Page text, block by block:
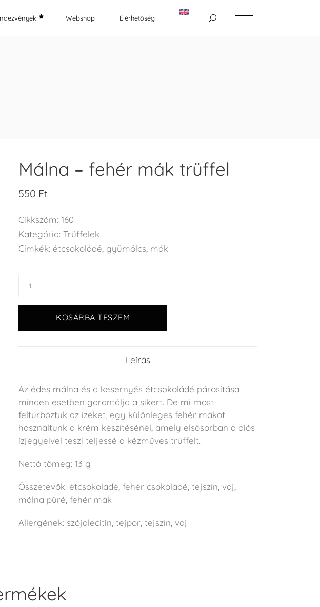
Webshop Elérhetőség
Málna – fehér mák trüffel
550 Ft
Cikkszám: 160
Kategória: Trüffelek
Címkék: étcsokoládé gyümölcs mák
KOSÁRBA TESZEM
Leírás
Az édes málna és a kesernyés étcsokoládé párosítása
minden esetben garantálja a sikert. De mi most
felturbóztuk az ízeket, egy különleges fehér mákot
használtunk a krém készítésénél, amely elsősorban a diós
ízjegyeivel teszi teljessé a kézműves trüffelt.
Nettó tömeg: 13 g
Összetevők: étcsokoládé, fehér csokoládé, tejszín, vaj,
málna püré, fehér mák
Allergének: szójalecitin, tejpor, tejszín, vaj